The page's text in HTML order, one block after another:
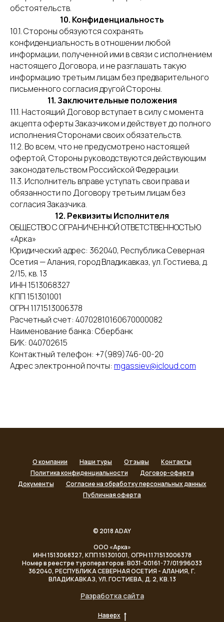
обстоятельств.
10. Конфиденциальность
10.1. Стороны обязуются сохранять
конфиденциальность в отношении любой
информации, полученной ими в связи с исполнением
настоящего Договора, и не разглашать такую
информацию третьим лицам без предварительного
письменного согласия другой Стороны.
11. Заключительные положения
11.1. Настоящий Договор вступает в силу с момента
акцепта оферты Заказчиком и действует до полного
исполнения Сторонами своих обязательств.
11.2. Во всем, что не предусмотрено настоящей
офертой, Стороны руководствуются действующим
законодательством Российской Федерации.
11.3. Исполнитель вправе уступать свои права и
обязанности по Договору третьим лицам без
согласия Заказчика.
12. Реквизиты Исполнителя
ОБЩЕСТВО С ОГРАНИЧЕННОЙ ОТВЕТСТВЕННОСТЬЮ
«Арка»
Юридический адрес: 362040, Республика Северная
Осетия — Алания, город Владикавказ, ул. Гостиева, д.
2/15, кв. 13
ИНН 1513068327
КПП 151301001
ОГРН 1171513006378
Расчетный счет: 40702810160670000082
Наименование банка: Сбербанк
БИК: 040702615
Контактный телефон: +7(989)746-00-20
Адрес электронной почты: mgassiev@icloud.com
О компании Наши туры Отзывы
Контакты
Политика конфиденциальности
Договор-оферта
Документы
Согласие на обработку персональных данных
Публичная оферта
© 2018 ADAY
ООО «Арка»
ИНН 1513068327, КПП 151301001, ОГРН 1171513006378
Номер в реестре туроператоров: В031-00161-77/01996033
362040, РЕСПУБЛИКА СЕВЕРНАЯ ОСЕТИЯ - АЛАНИЯ, Г.
ВЛАДИКАВКАЗ, УЛ. ГОСТИЕВА, Д. 2, КВ. 13
Разработка сайта
Наверх